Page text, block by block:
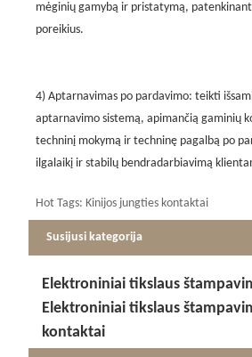
mėginių gamybą ir pristatymą,
poreikius.
4) Aptarnavimas po pardavimo: teikti
aptarnavimo sistemą, apimančią gaminių
techninį mokymą ir techninę pagalbą po
ilgalaikį ir stabilų bendradarbiavimą
Hot Tags: Kinijos jungties kontaktai
Susijusi kategorija
Elektroniniai tikslaus
Elektroniniai tikslaus
kontaktai